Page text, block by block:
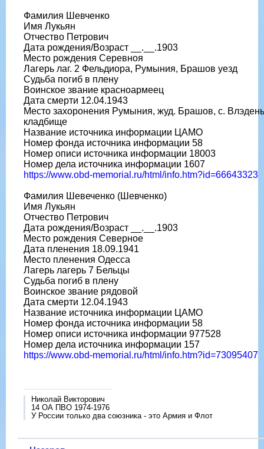
Фамилия Шевченко
Имя Лукьян
Отчество Петрович
Дата рождения/Возраст __.__.1903
Место рождения Серевноя
Лагерь лаг. 2 Фельдиора, Румыния, Брашов уезд
Судьба погиб в плену
Воинское звание красноармеец
Дата смерти 12.04.1943
Место захоронения Румыния, жуд. Брашов, с.
кладбище
Название источника информации ЦАМО
Номер фонда источника информации 58
Номер описи источника информации 18003
Номер дела источника информации 1607
https://www.obd-memorial.ru/html/info.htm?id=66643323
Фамилия Шевеченко (Шевченко)
Имя Лукьян
Отчество Петрович
Дата рождения/Возраст __.__.1903
Место рождения Северное
Дата пленения 18.09.1941
Место пленения Одесса
Лагерь лагерь 7 Бельцы
Судьба погиб в плену
Воинское звание рядовой
Дата смерти 12.04.1943
Название источника информации ЦАМО
Номер фонда источника информации 58
Номер описи источника информации 977528
Номер дела источника информации 157
https://www.obd-memorial.ru/html/info.htm?id=73095407
Николай Викторович
14 ОА ПВО 1974-1976
У России только два союзника - это Армия и Флот